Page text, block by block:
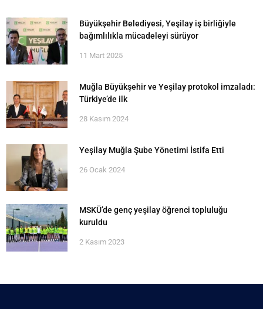
Büyükşehir Belediyesi, Yeşilay iş birliğiyle
bağımlılıkla mücadeleyi sürüyor
11 Mart 2025
Muğla Büyükşehir ve Yeşilay protokol imzaladı:
Türkiye’de ilk
28 Kasım 2024
Yeşilay Muğla Şube Yönetimi İstifa Etti
26 Ocak 2024
MSKÜ’de genç yeşilay öğrenci topluluğu
kuruldu
2 Kasım 2023